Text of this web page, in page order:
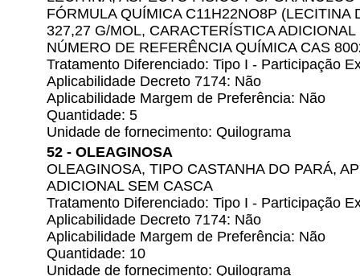
FÓRMULA QUÍMICA C11H22NO8P (LECITINA
327,27 G/MOL, CARACTERÍSTICA
NÚMERO DE REFERÊNCIA QUÍMICA CAS
Tratamento Diferenciado: Tipo I - Participação
Aplicabilidade Decreto 7174: Não
Aplicabilidade Margem de Preferência: Não
Quantidade: 5
Unidade de fornecimento: Quilograma
52 - OLEAGINOSA
OLEAGINOSA, TIPO CASTANHA DO PARÁ,
ADICIONAL SEM CASCA
Tratamento Diferenciado: Tipo I - Participação
Aplicabilidade Decreto 7174: Não
Aplicabilidade Margem de Preferência: Não
Quantidade: 10
Unidade de fornecimento: Quilograma